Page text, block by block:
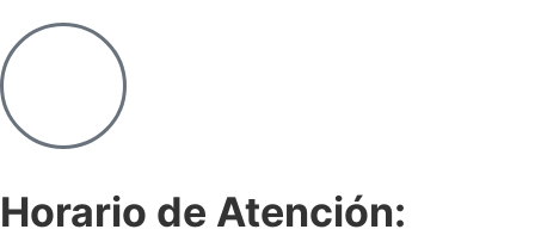
Horario de Atención: